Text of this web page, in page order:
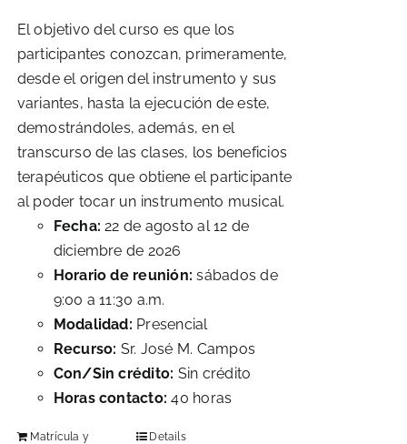
El objetivo del curso es que los
participantes conozcan, primeramente,
desde el origen del instrumento y sus
variantes, hasta la ejecución de este,
demostrándoles, además, en el
transcurso de las clases, los beneficios
terapéuticos que obtiene el participante
al poder tocar un instrumento musical.
Fecha:22 de agosto al 12 de
diciembre de 2026
Horario de reunión: sábados de
9:00 a 11:30 a.m.
Modalidad: Presencial
Recurso: Sr. José M. Campos
Con/Sin crédito: Sin crédito
Horas contacto: 40 horas
Matrícula y
Details